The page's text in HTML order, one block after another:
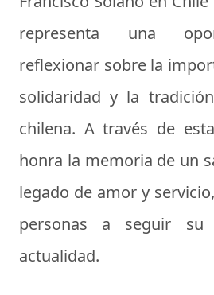
representa una
reflexionar sobre la
solidaridad y la
chilena. A través de
honra la memoria de un
legado de amor y
personas a seguir
actualidad.